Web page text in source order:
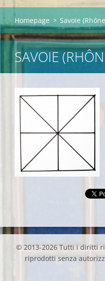
Homepage > Savoie
SAVOIE
© 2013-2026 Tutti i diritti
riprodotti senza